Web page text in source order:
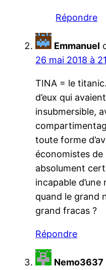
Répondre
Emmanuel
26 mai 2018 à
TINA = le
d’eux qui
insubmersible,
toute forme
économistes de
absolument
incapable d’une
quand le grand
grand fracas ?
Répondre
Nemo3637